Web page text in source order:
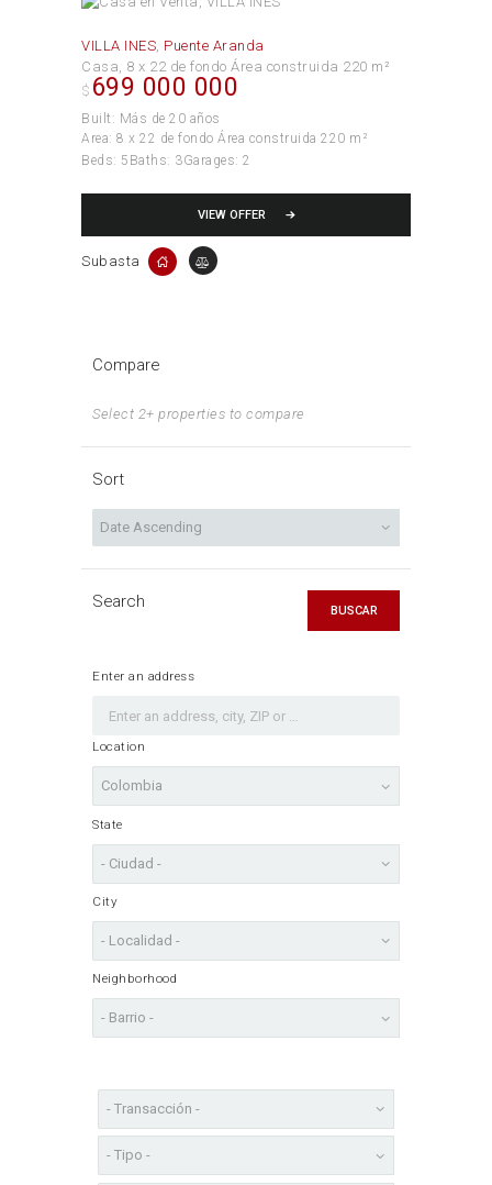
VILLA INES Puente Aranda
Casa 8 x 22 de fondo Área construida 220 m²
$ 699 000 000
Built: Más de 20 años
Area: 8 x 22 de fondo Área construida 220 m²
Beds: 5 Baths: 3Garages: 2
VIEW OFFER
Subasta
Compare
Select 2+ properties to compare
Sort
Search
Enter an address
Location
State
City
Neighborhood
BUSCAR